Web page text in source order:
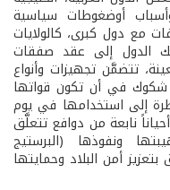
أوضغوطات سياسية
مع دول كبرى، كالولايات
الدول إلى عقد صفقات
تتضمَّن تجهيزات وأنواع
شكوك في أن تكون قواتها
إلى استخدامها في يوم
نابعة من دوافع تتعلَّق
ونفوذها (البرستيج
أمن البلاد وحمايتها